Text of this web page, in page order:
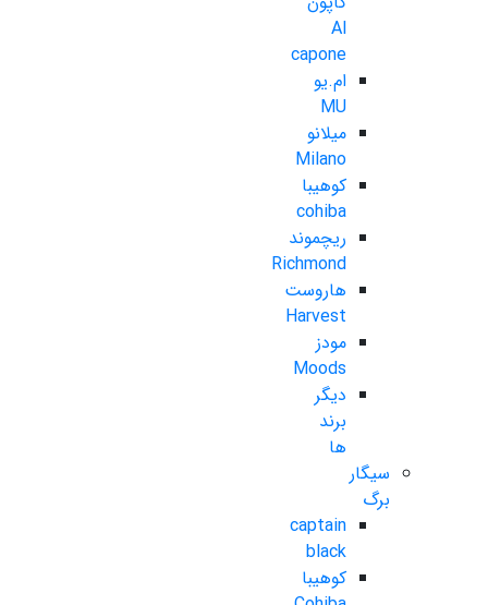
Al
capone
ام.یو
MU
میلانو
Milano
کوهیبا
cohiba
ریچموند
Richmond
هاروست
Harvest
مودز
Moods
دیگر
برند
ها
سیگار
برگ
captain
black
کوهیبا